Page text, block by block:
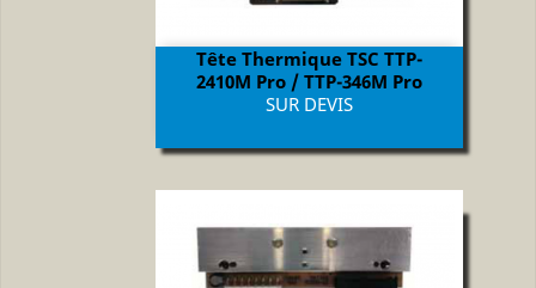
Tête Thermique TSC TTP-
2410M Pro / TTP-346M Pro
Prix
SUR DEVIS